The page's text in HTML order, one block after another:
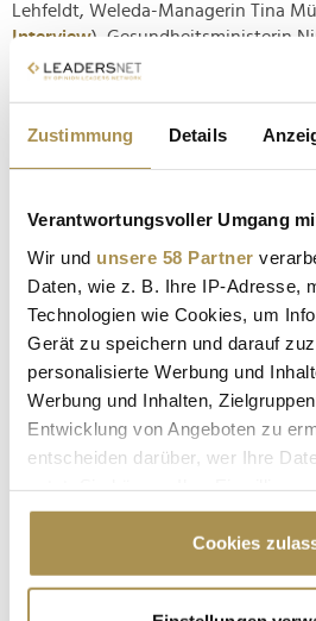
Zustimmung Details
Verantwortungsvoller Umgang
Wir und unsere 58 Partner
Daten, wie z. B. Ihre IP-Adresse,
Technologien wie Cookies, um
Gerät zu speichern und darauf
personalisierte Werbung und
Werbung und Inhalten,
Entwicklung von Angeboten zu
entscheiden darüber, wer Ihre
Cookie-Erklärung oder durch
Trigger Symbol ändern oder
Cookies
Lehfeldt, Weleda-Managerin Tina
Interview), Gesundheitsministerin
Zah1de, Kabarettist Dieter Nuhr,
Pferdesportlerin Lisa Müller.
THE POWER LIST – GERMANY’S